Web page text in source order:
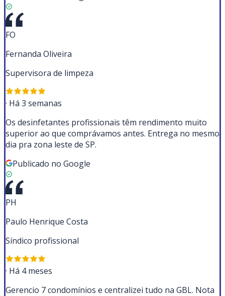
FO
Fernanda Oliveira
Supervisora de limpeza
· Há 3 semanas
Os desinfetantes profissionais têm rendimento muito
superior ao que comprávamos antes. Entrega no mesmo
dia pra zona leste de SP.
Publicado no Google
PH
Paulo Henrique Costa
Síndico profissional
· Há 4 meses
Gerencio 7 condomínios e centralizei tudo na GBL. Nota